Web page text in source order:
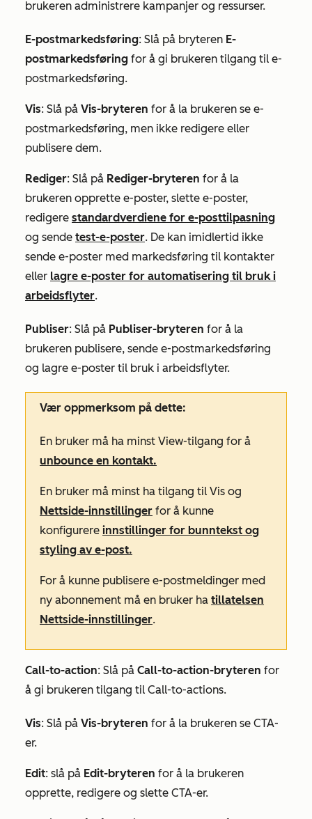
brukeren administrere kampanjer og ressurser.
E-postmarkedsføring: Slå på bryteren E-
postmarkedsføring for å gi brukeren tilgang til e-
postmarkedsføring.
Vis: Slå på Vis-bryteren for å la brukeren se e-
postmarkedsføring, men ikke redigere eller
publisere dem.
Rediger: Slå på Rediger-bryteren for å la
brukeren opprette e-poster, slette e-poster,
redigere standardverdiene for e-posttilpasning
og sende test-e-poster. De kan imidlertid ikke
sende e-poster med markedsføring til kontakter
eller lagre e-poster for automatisering til bruk i
arbeidsflyter.
Publiser: Slå på Publiser-bryteren for å la
brukeren publisere, sende e-postmarkedsføring
og lagre e-poster til bruk i arbeidsflyter.
Vær oppmerksom på dette:
En bruker må ha minst View-tilgang for å
unbounce en kontakt.
En bruker må minst ha tilgang til Vis og
Nettside-innstillinger for å kunne
konfigurere innstillinger for bunntekst og
styling av e-post.
For å kunne publisere e-postmeldinger med
ny abonnement må en bruker ha tillatelsen
Nettside-innstillinger.
Call-to-action: Slå på Call-to-action-bryteren for
å gi brukeren tilgang til Call-to-actions.
Vis: Slå på Vis-bryteren for å la brukeren se CTA-
er.
Edit: slå på Edit-bryteren for å la brukeren
opprette, redigere og slette CTA-er.